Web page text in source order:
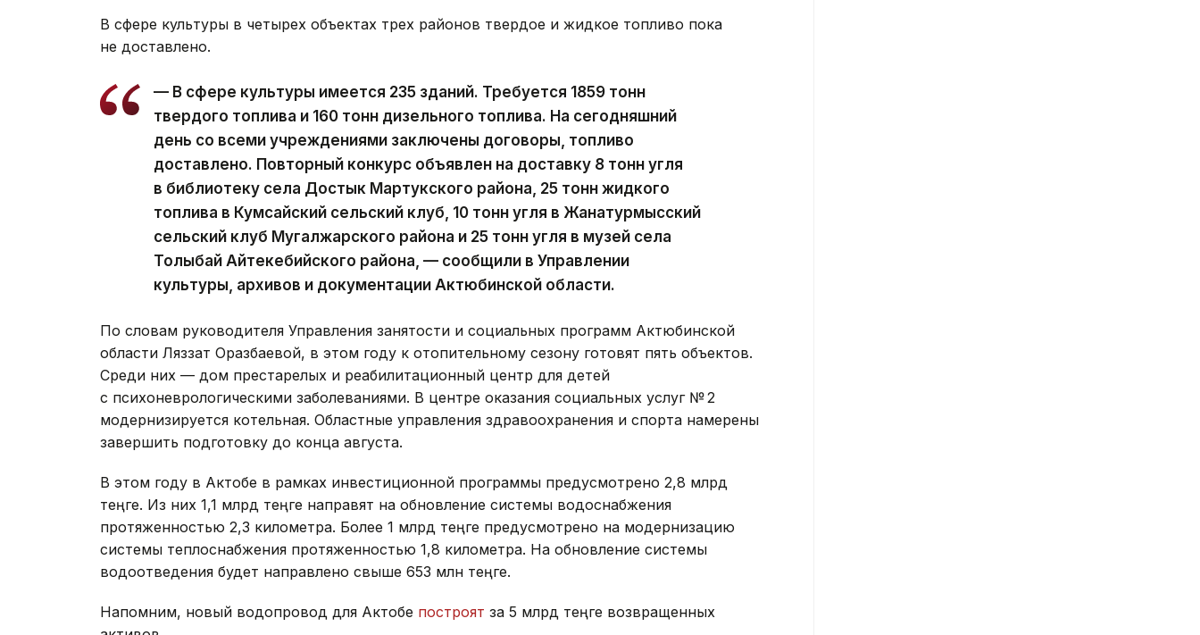
В сфере культуры в четырех объектах трех районов твердое и жидкое топливо пока
не доставлено.
— В сфере культуры имеется 235 зданий. Требуется 1859 тонн
твердого топлива и 160 тонн дизельного топлива. На сегодняшний
день со всеми учреждениями заключены договоры, топливо
доставлено. Повторный конкурс объявлен на доставку 8 тонн угля
в библиотеку села Достык Мартукского района, 25 тонн жидкого
топлива в Кумсайский сельский клуб, 10 тонн угля в Жанатурмысский
сельский клуб Мугалжарского района и 25 тонн угля в музей села
Толыбай Айтекебийского района, — сообщили в Управлении
культуры, архивов и документации Актюбинской области.
По словам руководителя Управления занятости и социальных программ Актюбинской
области Ляззат Оразбаевой, в этом году к отопительному сезону готовят пять объектов.
Среди них — дом престарелых и реабилитационный центр для детей
с психоневрологическими заболеваниями. В центре оказания социальных услуг № 2
модернизируется котельная. Областные управления здравоохранения и спорта намерены
завершить подготовку до конца августа.
В этом году в Актобе в рамках инвестиционной программы предусмотрено 2,8 млрд
теңге. Из них 1,1 млрд теңге направят на обновление системы водоснабжения
протяженностью 2,3 километра. Более 1 млрд теңге предусмотрено на модернизацию
системы теплоснабжения протяженностью 1,8 километра. На обновление системы
водоотведения будет направлено свыше 653 млн теңге.
Напомним, новый водопровод для Актобе построят за 5 млрд теңге возвращенных